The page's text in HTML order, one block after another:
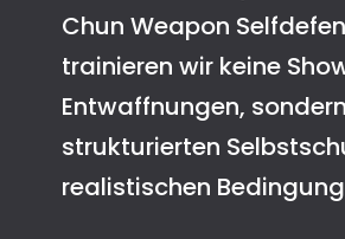
Chun Weapon
trainieren wir keine
Entwaffnungen, sondern
strukturierten
realistischen